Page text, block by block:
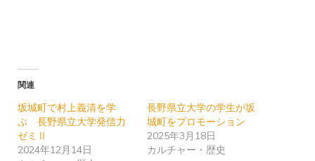
関連
坂城町で村上義清を学
ぶ 長野県立大学発信力
ゼミⅡ
2024年12月14日
長野県立大学の学生が坂
城町をプロモーション
2025年3月18日
カルチャー・歴史